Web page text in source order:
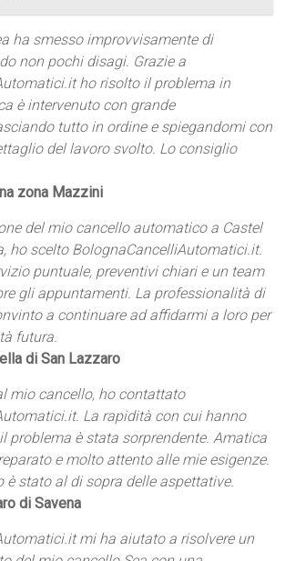
ha smesso improvvisamente di
non pochi disagi. Grazie a
ho risolto il problema in
è intervenuto con grande
tutto in ordine e spiegandomi con
del lavoro svolto. Lo consiglio
zona Mazzini
del mio cancello automatico a Castel
ho scelto BolognaCancelliAutomatici.it.
puntuale, preventivi chiari e un team
gli appuntamenti. La professionalità di
a continuare ad affidarmi a loro per
futura.
di San Lazzaro
mio cancello, ho contattato
La rapidità con cui hanno
problema è stata sorprendente. Amatica
e molto attento alle mie esigenze.
stato al di sopra delle aspettative.
di Savena
mi ha aiutato a risolvere un